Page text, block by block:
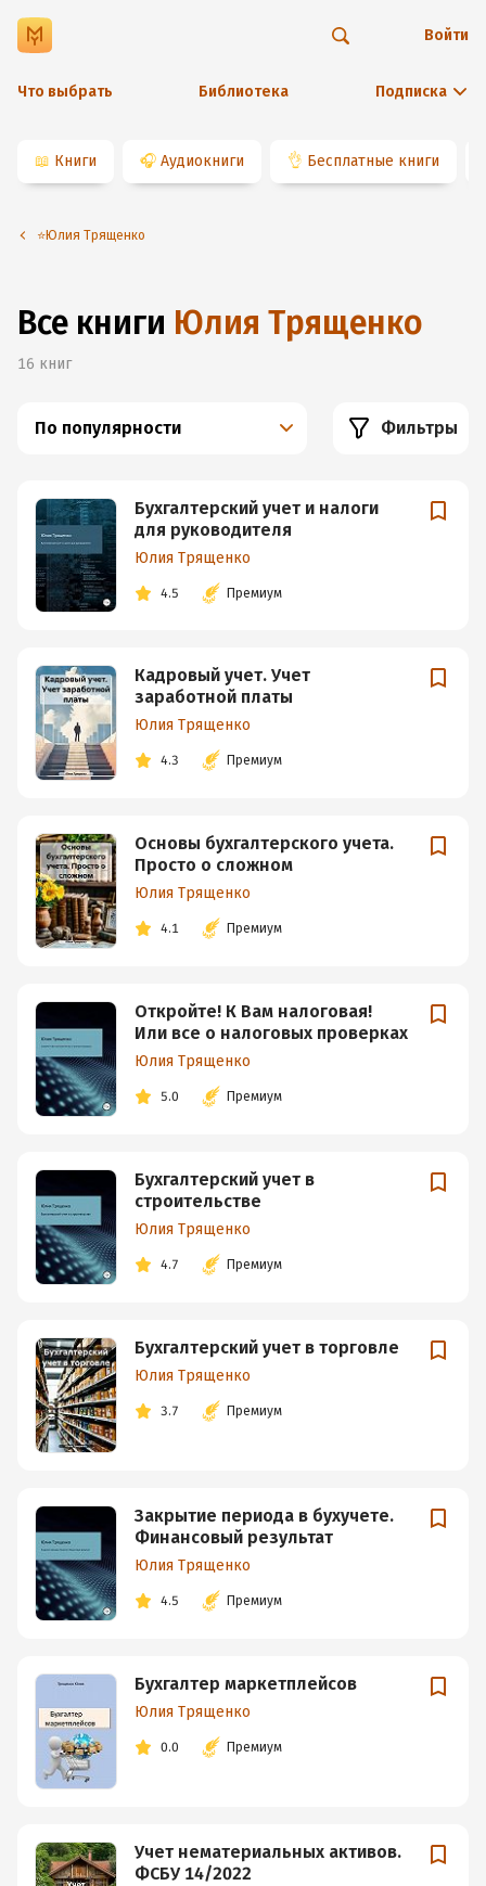
Что выбрать Библиотека Подписка
Войти
📖 Книги 🎧 Аудиокниги 👌 Бесплатные книги
⭐️Юлия Трященко
Все книги Юлия Трященко
16 книг
По популярности Фильтры
Бухгалтерский учет и налоги
для руководителя
Юлия Трященко
4.5 Премиум
Кадровый учет. Учет
заработной платы
Юлия Трященко
4.3 Премиум
Основы бухгалтерского учета.
Просто о сложном
Юлия Трященко
4.1 Премиум
Откройте! К Вам налоговая!
Или все о налоговых проверках
Юлия Трященко
5.0 Премиум
Бухгалтерский учет в
строительстве
Юлия Трященко
4.7 Премиум
Бухгалтерский учет в торговле
Юлия Трященко
3.7 Премиум
Закрытие периода в бухучете.
Финансовый результат
Юлия Трященко
4.5 Премиум
Бухгалтер маркетплейсов
Юлия Трященко
0.0 Премиум
Учет нематериальных активов.
ФСБУ 14/2022